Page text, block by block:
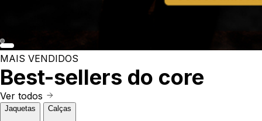
MAIS VENDIDOS
Best-sellers do core
Ver todos
Jaquetas Calças